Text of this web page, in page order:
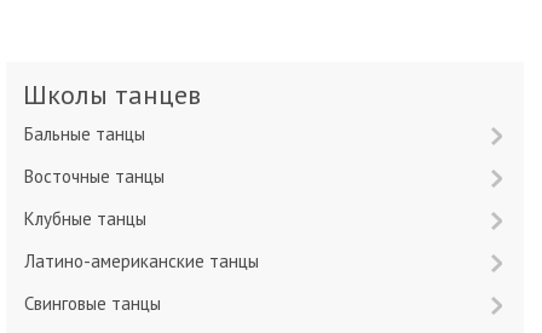
Школы танцев
Бальные танцы
Восточные танцы
Клубные танцы
Латино-американские танцы
Свинговые танцы